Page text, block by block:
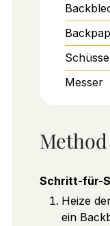
Messer
Method
Schritt-für-
Heize
ein